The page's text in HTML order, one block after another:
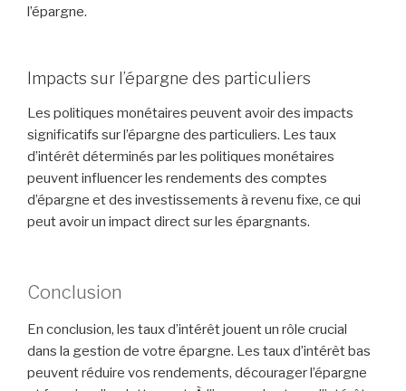
l’épargne.
Impacts sur l’épargne des particuliers
Les politiques monétaires peuvent avoir des impacts
significatifs sur l’épargne des particuliers. Les taux
d’intérêt déterminés par les politiques monétaires
peuvent influencer les rendements des comptes
d’épargne et des investissements à revenu fixe, ce qui
peut avoir un impact direct sur les épargnants.
Conclusion
En conclusion, les taux d’intérêt jouent un rôle crucial
dans la gestion de votre épargne. Les taux d’intérêt bas
peuvent réduire vos rendements, décourager l’épargne